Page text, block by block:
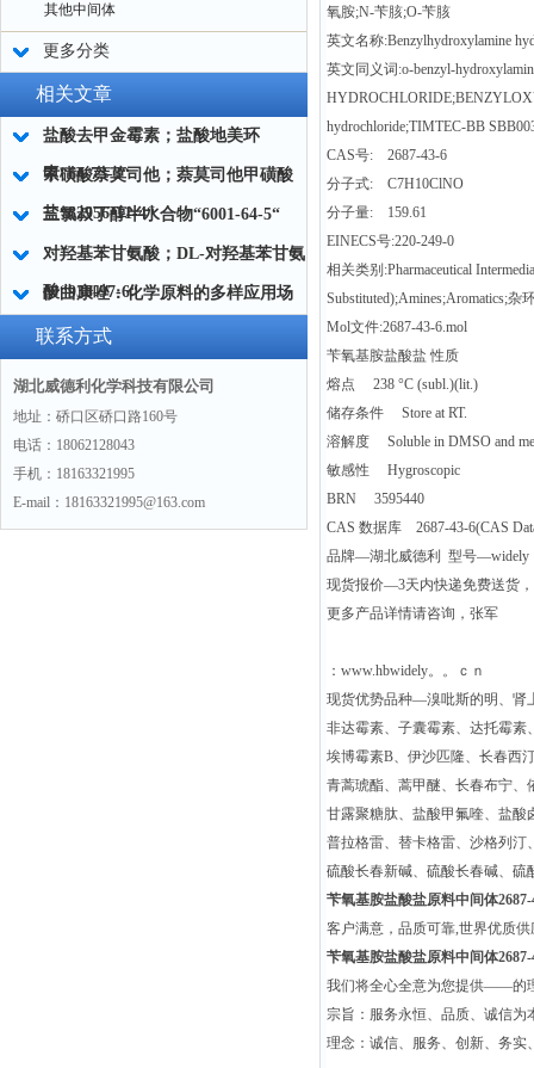
其他中间体
更多分类
相关文章
盐酸去甲金霉素；盐酸地美环
素“64-73-3“
甲磺酸萘莫司他；萘莫司他甲磺酸
盐“82956-11-4“
三氯叔丁醇半水合物“6001-64-5“
对羟基苯甘氨酸；DL-对羟基苯甘氨
酸“938-97-6“
伊曲康唑：化学原料的多样应用场
景
联系方式
湖北威德利化学科技有限公司
地址：硚口区硚口路160号
电话：18062128043
手机：18163321995
E-mail：18163321995@163.com
氧胺;N-苄胲;O-苄胲
英文名称:Benzylhydroxylamine
英文同义词:o-benzyl-
hydrochloride;TIMTEC-BB
CAS号: 2687-43-6
分子式: C7H10ClNO
分子量: 159.61
EINECS号:220-249-0
相关类别:Pharmaceutical
Substituted);Amines;Aromatics;杂
Mol文件:2687-43-6.mol
苄氧基胺盐酸盐 性质
熔点 238 °C (subl.)(lit.)
储存条件 Store at RT.
溶解度 Soluble in DMSO and
敏感性 Hygroscopic
BRN 3595440
CAS 数据库 2687-43-6(CAS
品牌—湖北威德利 型号—widely
现货报价—3天内快递免费送货
更多产品详情请咨询，张军
：www.hbwidely。。ｃｎ
现货优势品种—溴吡斯的明、肾
非达霉素、子囊霉素、达托霉素
埃博霉素B、伊沙匹隆、长春西
青蒿琥酯、蒿甲醚、长春布宁
甘露聚糖肽、盐酸甲氟喹、盐酸
普拉格雷、替卡格雷、沙格列汀
硫酸长春新碱、硫酸长春碱、硫
苄氧基胺盐酸盐原料中间体2687-
客户满意，品质可靠,世界优质
苄氧基胺盐酸盐原料中间体2687-
我们将全心全意为您提供——的
宗旨：服务永恒、品质、诚信
理念：诚信、服务、创新、务实